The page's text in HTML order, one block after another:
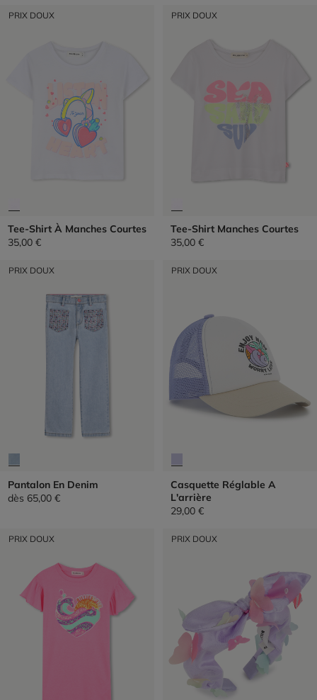
PRIX DOUX
Tee-Shirt À Manches Courtes
35,00 €
PRIX DOUX
Tee-Shirt Manches Courtes
35,00 €
PRIX DOUX
Pantalon En Denim
dès 65,00 €
PRIX DOUX
Casquette Réglable A
L'arrière
29,00 €
PRIX DOUX PRIX DOUX